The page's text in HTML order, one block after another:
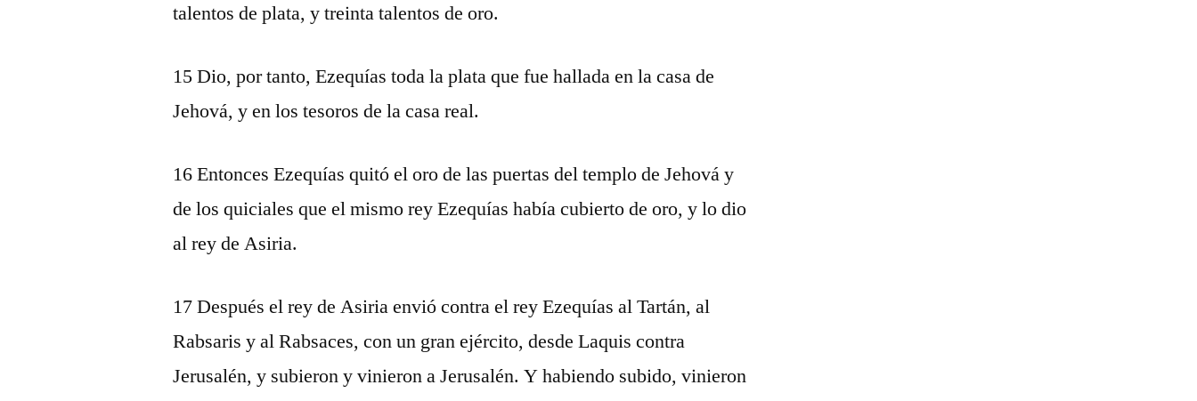
talentos de plata, y treinta talentos de oro.
15 Dio, por tanto, Ezequías toda la plata que fue hallada en la casa de
Jehová, y en los tesoros de la casa real.
16 Entonces Ezequías quitó el oro de las puertas del templo de Jehová y
de los quiciales que el mismo rey Ezequías había cubierto de oro, y lo dio
al rey de Asiria.
17 Después el rey de Asiria envió contra el rey Ezequías al Tartán, al
Rabsaris y al Rabsaces, con un gran ejército, desde Laquis contra
Jerusalén, y subieron y vinieron a Jerusalén. Y habiendo subido, vinieron